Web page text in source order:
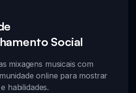
Social
mixagens musicais com
online para mostrar
habilidades.